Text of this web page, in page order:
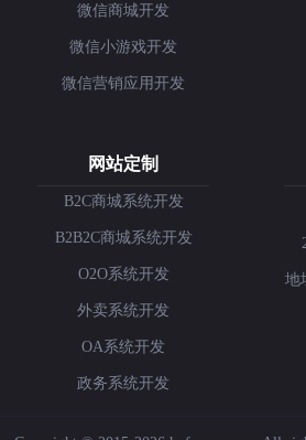
微信商城开发
微信小游戏开发
微信营销应用开发
网站定制
B2C商城系统开发
B2B2C商城系统开发
O2O系统开发
外卖系统开发
OA系统开发
政务系统开发
地